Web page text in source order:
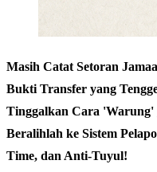
Masih Catat Setoran
Bukti Transfer yang
Tinggalkan Cara 'Warung'
Beralihlah ke Sistem
Time, dan Anti-Tuyul!